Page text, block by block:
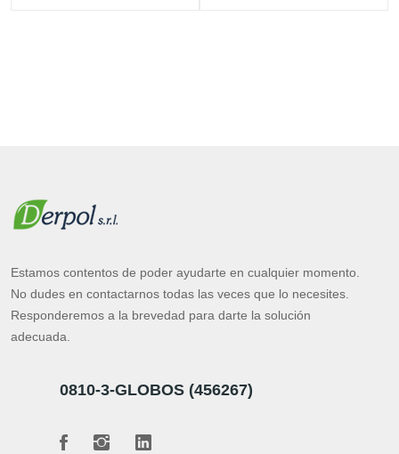
Estamos contentos de poder ayudarte en cualquier momento.
No dudes en contactarnos todas las veces que lo necesites.
Responderemos a la brevedad para darte la solución
adecuada.
0810-3-GLOBOS (456267)